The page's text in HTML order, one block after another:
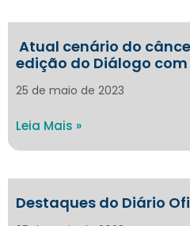
Atual cenário do
edição do Diálogo com
25 de maio de 2023
Leia Mais »
Destaques do Diário